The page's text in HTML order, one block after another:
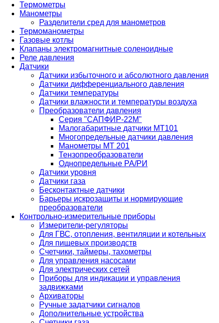
Термометры
Манометры
Разделители сред для манометров
Термоманометры
Газовые котлы
Клапаны электромагнитные соленоидные
Реле давления
Датчики
Датчики избыточного и абсолютного давления
Датчики дифференциального давления
Датчики температуры
Датчики влажности и температуры воздуха
Преобразователи давления
Серия "САПФИР-22М"
Малогабаритные датчики МТ101
Многопредельные датчики давления
Манометры МТ 201
Тензопреобразователи
Однопредельные РА/РИ
Датчики уровня
Датчики газа
Бесконтактные датчики
Барьеры искрозащиты и нормирующие
преобразователи
Контрольно-измерительные приборы
Измерители-регуляторы
Для ГВС, отопления, вентиляции и котельных
Для пищевых производств
Счетчики, таймеры, тахометры
Для управления насосами
Для электрических сетей
Приборы для индикации и управления
задвижками
Архиваторы
Ручные задатчики сигналов
Дополнительные устройства